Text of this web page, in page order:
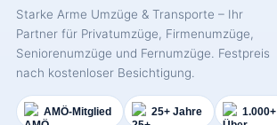
Starke Arme Umzüge & Transporte – Ihr
Partner für Privatumzüge, Firmenumzüge,
Seniorenumzüge und Fernumzüge. Festpreis
nach kostenloser Besichtigung.
AMÖ-Mitglied 25+ Jahre